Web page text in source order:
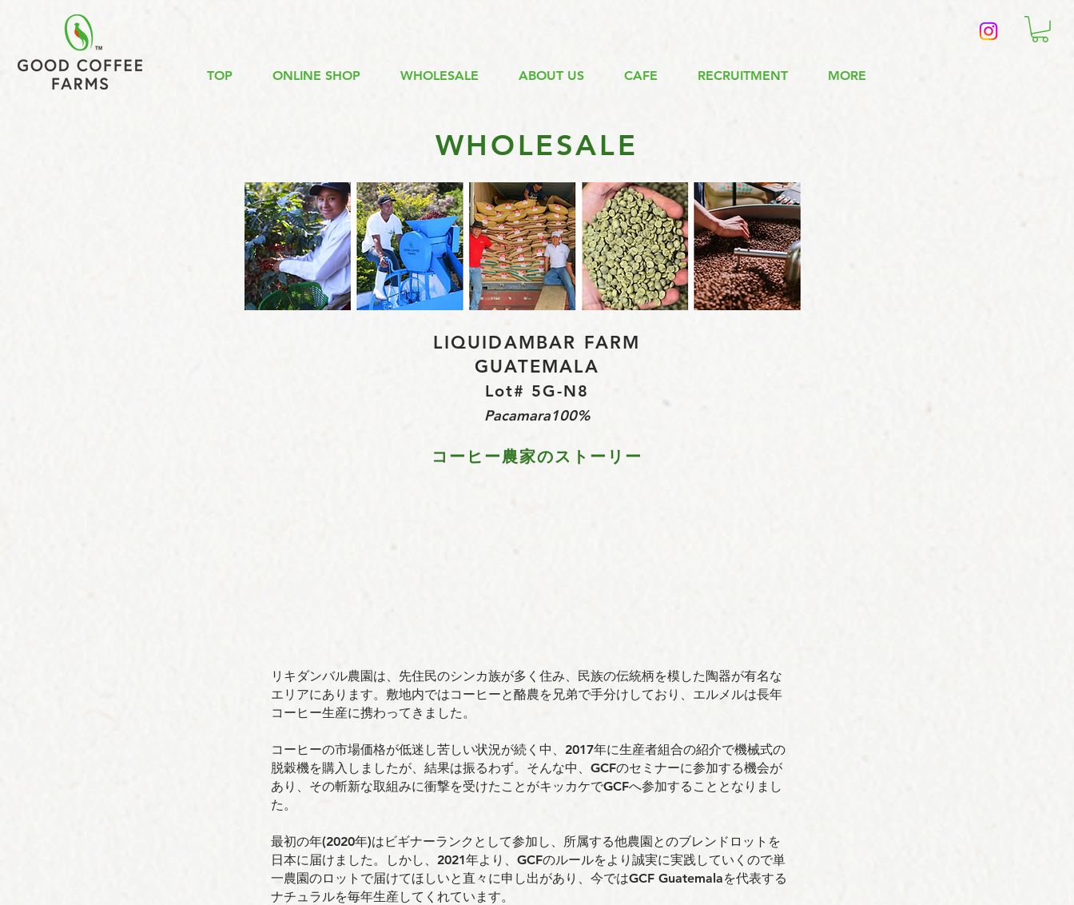
TOP ONLINE SHOP WHOLESALE ABOUT US CAFE RECRUITMENT MORE
WHOLESALE
LIQUIDAMBAR FARM
GUATEMALA
Lot# 5G-N8
Pacamara100%
コーヒー農家のストーリー
リキダンバル農園は、先住⺠のシンカ族が多く住み、⺠族の伝統柄を模した陶器が有名な
エリアにあります。敷地内ではコーヒーと酪農を兄弟で⼿分けしており、エルメルは⻑年
コーヒー⽣産に携わってきました。
コーヒーの市場価格が低迷し苦しい状況が続く中、2017年に⽣産者組合の紹介で機械式の
脱穀機を購⼊しましたが、結果は振るわず。そんな中、GCFのセミナーに参加する機会が
あり、その斬新な取組みに衝撃を受けたことがキッカケでGCFへ参加することとなりまし
た。
最初の年(2020年)はビギナーランクとして参加し、所属する他農園とのブレンドロットを
⽇本に届けました。しかし、2021年より、GCFのルールをより誠実に実践していくので単
⼀農園のロットで届けてほしいと直々に申し出があり、今ではGCF Guatemalaを代表する
ナチュラルを毎年生産してくれています。